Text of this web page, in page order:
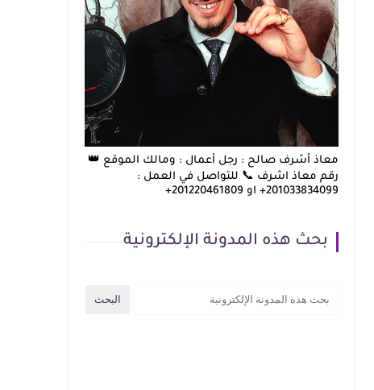
معاذ أشرف صالح : رجل أعمال : ومالك الموقع 👑
رقم معاذ اشرف 📞 للتواصل في العمل :
201033834099+ او 201220461809+
بحث هذه المدونة الإلكترونية